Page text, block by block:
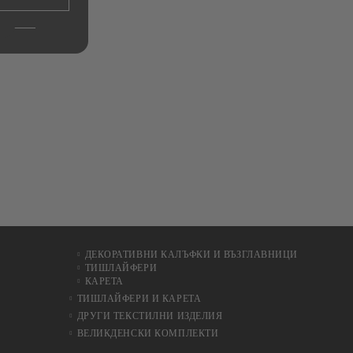
ДЕКОРАТИВНИ КАЛЪФКИ И ВЪЗГЛАВНИЦИ
ТИШЛАЙФЕРИ
КАРЕТА
ТИШЛАЙФЕРИ И КАРЕТА
ДРУГИ ТЕКСТИЛНИ ИЗДЕЛИЯ
ВЕЛИКДЕНСКИ КОМПЛЕКТИ